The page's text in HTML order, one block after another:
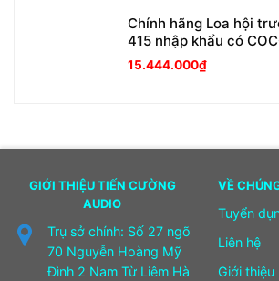
Chính hãng Loa hội
415 nhập khẩu có
15.444.000₫
GIỚI THIỆU TIẾN CƯỜNG
AUDIO
Trụ sở chính: Số 27 ngõ
70 Nguyễn Hoàng Mỹ
Đình 2 Nam Từ Liêm Hà
VỀ
Tuyển
Liên hệ
Giới thiệu